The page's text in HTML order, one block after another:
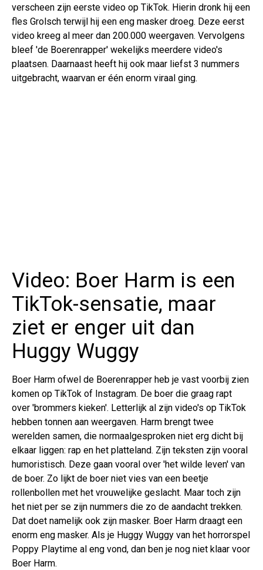
verscheen zijn eerste video op TikTok. Hierin dronk hij een
fles Grolsch terwijl hij een eng masker droeg. Deze eerst
video kreeg al meer dan 200.000 weergaven. Vervolgens
bleef 'de Boerenrapper' wekelijks meerdere video's
plaatsen. Daarnaast heeft hij ook maar liefst 3 nummers
uitgebracht, waarvan er één enorm viraal ging.
Video: Boer Harm is een
TikTok-sensatie, maar
ziet er enger uit dan
Huggy Wuggy
Boer Harm ofwel de Boerenrapper heb je vast voorbij zien
komen op TikTok of Instagram. De boer die graag rapt
over 'brommers kieken'. Letterlijk al zijn video's op TikTok
hebben tonnen aan weergaven. Harm brengt twee
werelden samen, die normaalgesproken niet erg dicht bij
elkaar liggen: rap en het platteland. Zijn teksten zijn vooral
humoristisch. Deze gaan vooral over 'het wilde leven' van
de boer. Zo lijkt de boer niet vies van een beetje
rollenbollen met het vrouwelijke geslacht. Maar toch zijn
het niet per se zijn nummers die zo de aandacht trekken.
Dat doet namelijk ook zijn masker. Boer Harm draagt een
enorm eng masker. Als je Huggy Wuggy van het horrorspel
Poppy Playtime al eng vond, dan ben je nog niet klaar voor
Boer Harm.